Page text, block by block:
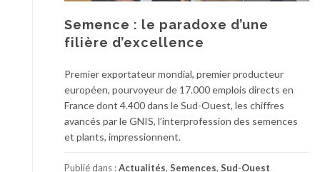
Semence : le paradoxe d’une
filière d’excellence
Premier exportateur mondial, premier producteur
européen, pourvoyeur de 17.000 emplois directs en
France dont 4.400 dans le Sud-Ouest, les chiffres
avancés par le GNIS, l’interprofession des semences
et plants, impressionnent.
Publié dans :Actualités, Semences, Sud-Ouest